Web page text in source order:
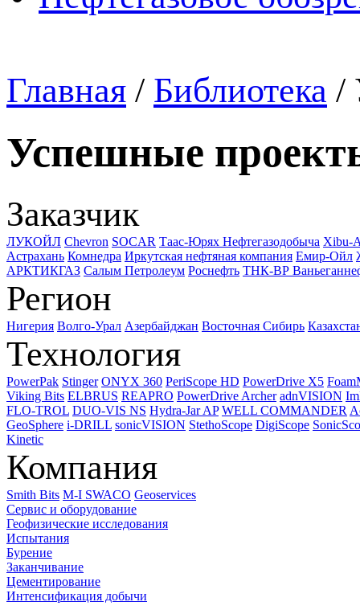
Главная / Библиотека /
Успешные
Заказчик
ЛУКОЙЛ Chevron SOCAR Таас-Юрях Нефтегазодобыча Xibu-
Астрахань Комнедра Иркутская нефтяная компания Емир-Ойл
АРКТИКГАЗ Салым Петролеум Роснефть ТНК-ВР
Регион
Нигерия Волго-Урал Азербайджан Восточная Сибирь
Технология
PowerPak Stinger ONYX 360 PeriScope HD PowerDrive X5
Viking Bits ELBRUS REAPRO PowerDrive Archer adnVISION
FLO-TROL DUO-VIS NS Hydra-Jar AP WELL COMMANDER
GeoSphere i-DRILL sonicVISION StethoScope DigiScope
Kinetic
Компания
Smith Bits M-I SWACO Geoservices
Сервис и оборудование
Геофизические исследования
Испытания
Бурение
Заканчивание
Цементирование
Интенсификация добычи